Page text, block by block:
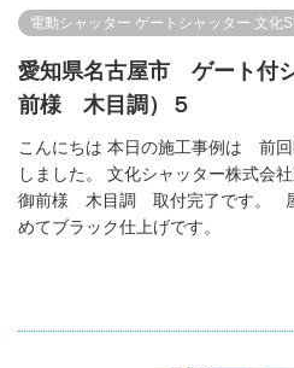
電動シャッター ゲートシャッター 文化
愛知県名古屋市 ゲート付
前様 木目調）５
こんにちは 本日の施工事例は 前
しました。 文化シャッター株式
御前様 木目調 取付完了です。
めてブラック仕上げです。